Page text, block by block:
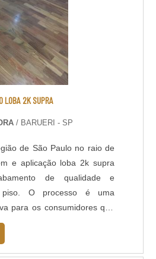
através de polimento
politrizes de piso e
para tratar a superfície
que confere maior
ao piso, devido ao aumento
na superfície, que
aplicação de aditivos
até o material mineral
LOBA 2K SUPRA
/ BARUERI - SP
de São Paulo no raio de
e aplicação loba 2k supra
de qualidade e
piso. O processo é uma
para os consumidores que
os seus pisos, capaz de
aparência mais bela e
proteger a madeira, e